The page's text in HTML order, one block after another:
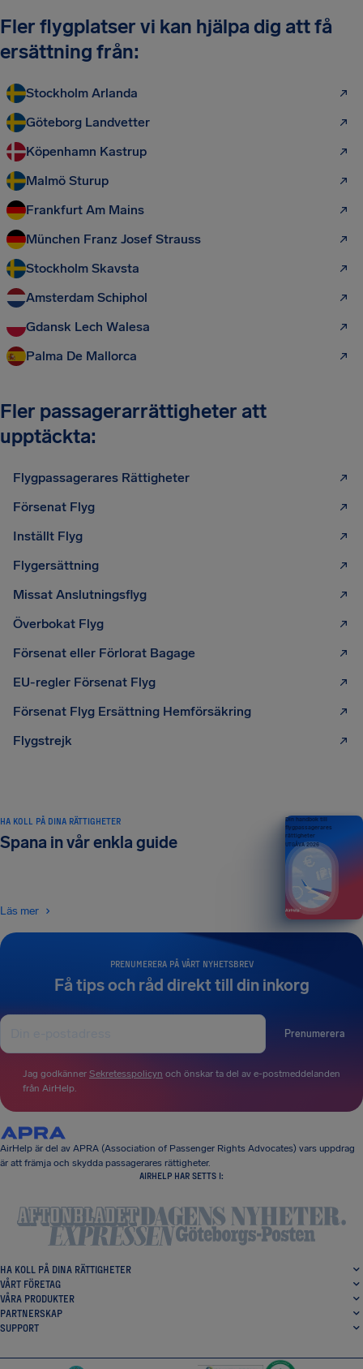
Fler flygplatser vi kan hjälpa dig att få
ersättning från:
Stockholm Arlanda
Göteborg Landvetter
Köpenhamn Kastrup
Malmö Sturup
Frankfurt Am Mains
München Franz Josef Strauss
Stockholm Skavsta
Amsterdam Schiphol
Gdansk Lech Walesa
Palma De Mallorca
Fler passagerarrättigheter att
upptäckta:
Flygpassagerares Rättigheter
Försenat Flyg
Inställt Flyg
Flygersättning
Missat Anslutningsflyg
Överbokat Flyg
Försenat eller Förlorat Bagage
EU-regler Försenat Flyg
Försenat Flyg Ersättning Hemförsäkring
Flygstrejk
PRENUMERERA PÅ VÅRT NYHETSBREV
Få tips och råd direkt till din inkorg
Prenumerera
Jag godkänner Sekretesspolicyn och önskar ta del av e-postmeddelanden
från AirHelp.
HA KOLL PÅ DINA RÄTTIGHETER
Spana in vår enkla guide
Läs mer
Din handbok till
flygpassagerares
rättigheter
UTGÅVA 2026
AirHelp är del av APRA (Association of Passenger Rights Advocates) vars uppdrag
är att främja och skydda passagerares rättigheter.
AIRHELP HAR SETTS I:
HA KOLL PÅ DINA RÄTTIGHETER
VÅRT FÖRETAG
VÅRA PRODUKTER
PARTNERSKAP
SUPPORT